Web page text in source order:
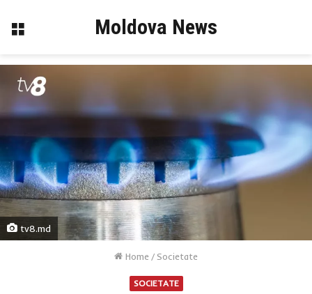
Menu Moldova News
tv8.md
Home / Societate
SOCIETATE